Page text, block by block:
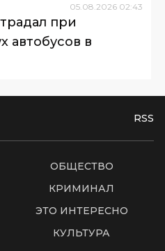
05 08 2026 02:43
при
автобусов в
RSS
ОБЩЕСТВО
КРИМИНАЛ
ЭТО ИНТЕРЕСНО
КУЛЬТУРА